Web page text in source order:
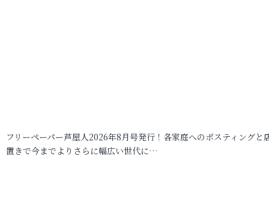
フリーペーパー芦屋人2026年8月号発行！各家庭へのポスティングと
置きで今までよりさらに幅広い世代に…